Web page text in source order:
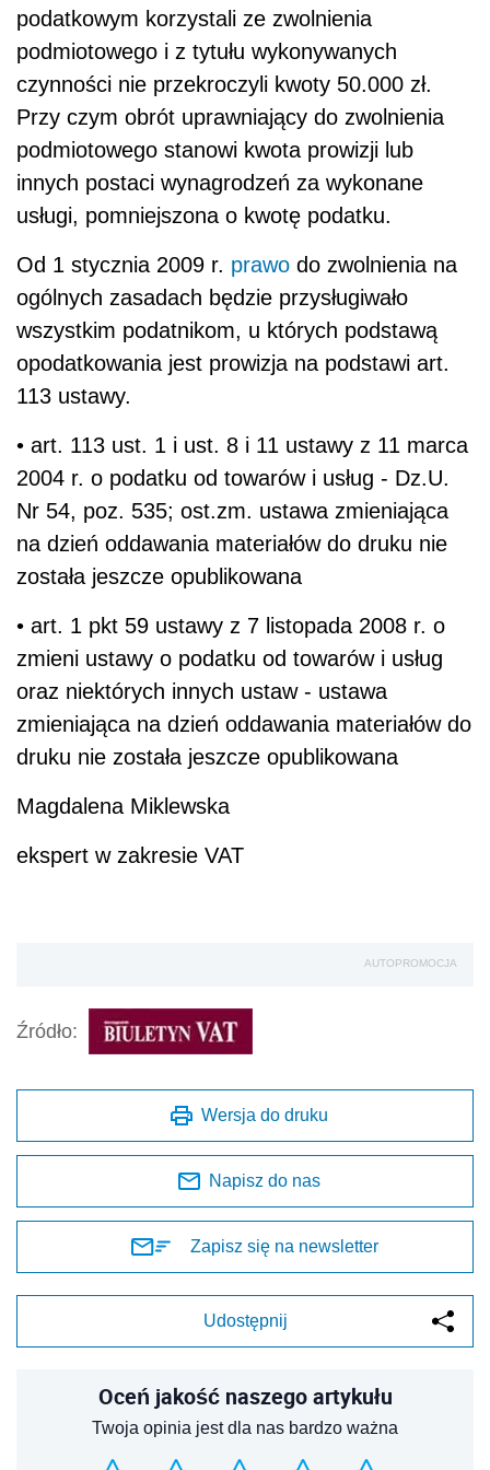
podatkowym korzystali ze zwolnienia
podmiotowego i z tytułu wykonywanych
czynności nie przekroczyli kwoty 50.000 zł.
Przy czym obrót uprawniający do zwolnienia
podmiotowego stanowi kwota prowizji lub
innych postaci wynagrodzeń za wykonane
usługi, pomniejszona o kwotę podatku.
Od 1 stycznia 2009 r. prawo do zwolnienia na
ogólnych zasadach będzie przysługiwało
wszystkim podatnikom, u których podstawą
opodatkowania jest prowizja na podstawi art.
113 ustawy.
• art. 113 ust. 1 i ust. 8 i 11 ustawy z 11 marca
2004 r. o podatku od towarów i usług - Dz.U.
Nr 54, poz. 535; ost.zm. ustawa zmieniająca
na dzień oddawania materiałów do druku nie
została jeszcze opublikowana
• art. 1 pkt 59 ustawy z 7 listopada 2008 r. o
zmieni ustawy o podatku od towarów i usług
oraz niektórych innych ustaw - ustawa
zmieniająca na dzień oddawania materiałów do
druku nie została jeszcze opublikowana
Magdalena Miklewska
ekspert w zakresie VAT
AUTOPROMOCJA
Źródło:
Wersja do druku
Napisz do nas
Zapisz się na newsletter
Udostępnij
Oceń jakość naszego artykułu
Twoja opinia jest dla nas bardzo ważna